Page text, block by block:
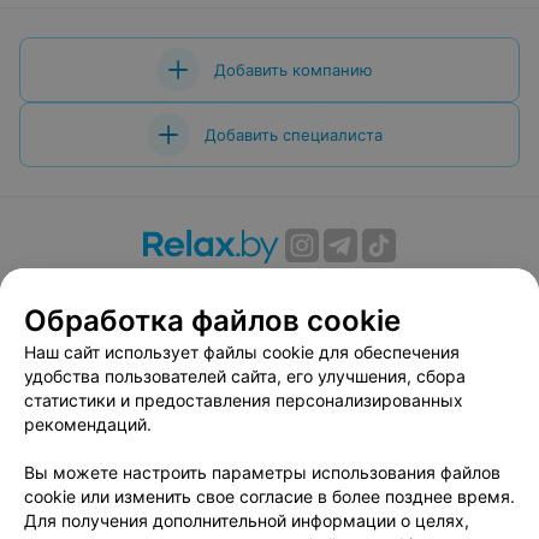
Добавить компанию
Добавить специалиста
Вакансии
Публичный договор
Способы оплаты
Публичный договор по использованию сервиса
«Афиша»
Пользовательское соглашение
Связаться по вопросам сотрудничества
Написать руководителю relax.by
Обработка файлов cookie
Наш сайт использует файлы cookie для обеспечения
удобства пользователей сайта, его улучшения, сбора
статистики и предоставления персонализированных
рекомендаций.
Вы можете настроить параметры использования файлов
cookie или изменить свое согласие в более позднее время.
Для получения дополнительной информации о целях,